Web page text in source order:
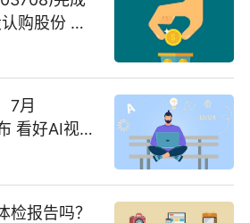
购股份 净
焦点
7月
看好AI视频
检报告吗？